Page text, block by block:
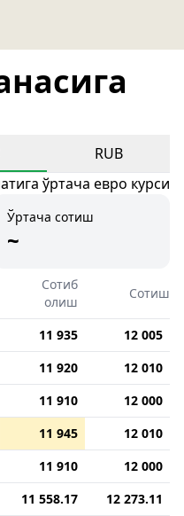
RUB
ўртача евро курси
Ўртача сотиш
~
Сотиб
олиш
Сотиш
11 935
12 005
11 920
12 010
11 910
12 000
11 945
12 010
11 910
12 000
11 558.17
12 273.11